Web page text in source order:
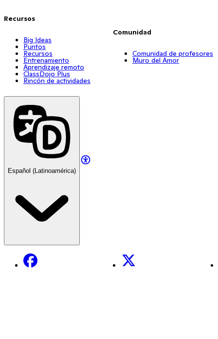
Recursos
Big Ideas
Puntos
Recursos
Entrenamiento
Aprendizaje remoto
ClassDojo Plus
Rincón de actividades
Comunidad
Comunidad de profesores
Muro del Amor
Español (Latinoamérica)
Facebook X